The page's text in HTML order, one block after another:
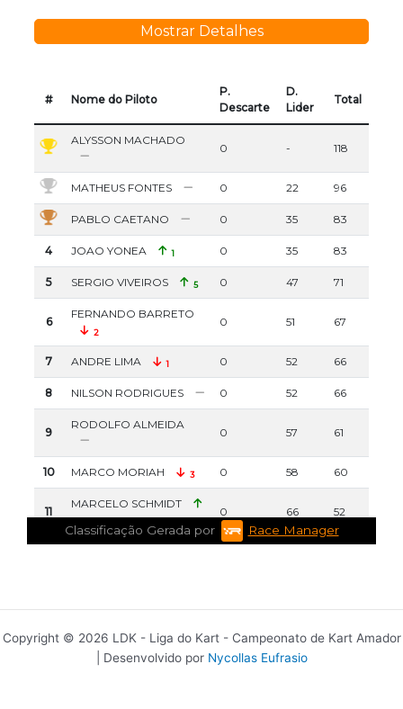
Copyright © 2026 LDK - Liga do Kart - Campeonato de Kart Amador
| Desenvolvido por Nycollas Eufrasio